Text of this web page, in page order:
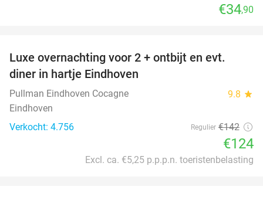
€34,90
Luxe overnachting voor 2 + ontbijt en evt.
diner in hartje Eindhoven
Pullman Eindhoven Cocagne 9.8 star
Eindhoven
Verkocht: 4.756
Regulier €142
€124
Excl. ca. €5,25 p.p.p.n. toeristenbelasting